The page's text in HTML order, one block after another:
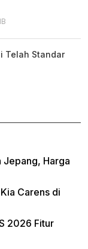
Telah Standar
Jepang, Harga
Carens di
2026 Fitur